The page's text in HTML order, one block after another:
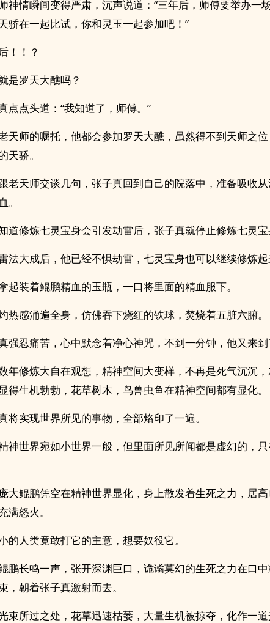
神情瞬间变得严肃，沉声说道：“三年后，师傅要举办一
骄在一起比试，你和灵玉一起参加吧！”
！！？
是罗天大醮吗？
点点头道：“我知道了，师傅。”
天师的嘱托，他都会参加罗天大醮，虽然得不到天师之
天骄。
老天师交谈几句，张子真回到自己的院落中，准备吸收
。
道修炼七灵宝身会引发劫雷后，张子真就停止修炼七灵宝
法大成后，他已经不惧劫雷，七灵宝身也可以继续修炼起
起装着鲲鹏精血的玉瓶，一口将里面的精血服下。
热感涌遍全身，仿佛吞下烧红的铁球，焚烧着五脏六腑。
强忍痛苦，心中默念着净心神咒，不到一分钟，他又来到
年修炼大自在观想，精神空间大变样，不再是死气沉沉
得生机勃勃，花草树木，鸟兽虫鱼在精神空间都有显化。
将实现世界所见的事物，全部烙印了一遍。
神世界宛如小世界一般，但里面所见所闻都是虚幻的，
大鲲鹏凭空在精神世界显化，身上散发着生死之力，居
满怒火。
的人类竟敢打它的主意，想要奴役它。
鹏长鸣一声，张开深渊巨口，诡谲莫幻的生死之力在口
，朝着张子真激射而去。
束所过之处，花草迅速枯萎，大量生机被掠夺，化作一